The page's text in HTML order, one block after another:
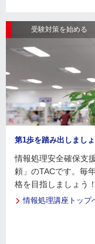
受験対策を始める
第1歩を踏み出しましょ
情報処理安全確保支
頼」のTACです。毎
格を目指しましょう！
情報処理講座トップ